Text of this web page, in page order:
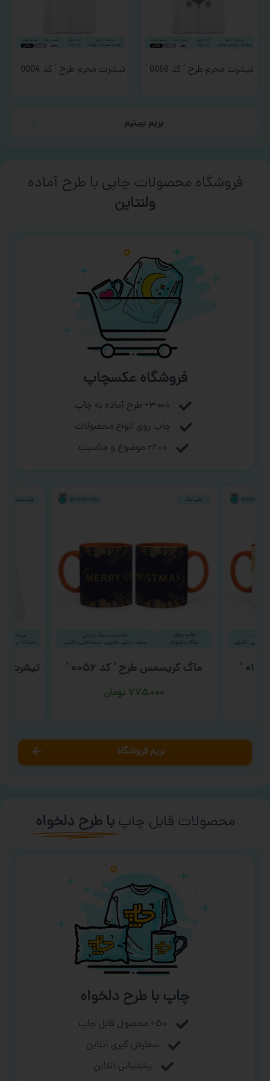
تیشرت محرم طرح ‘ کد 0066 ‘ تیشرت محرم طرح ‘ کد 0004 ‘
بریم ببینیم
فروشگاه محصولات چاپی با طرح آماده
ورزشی
فروشگاه عکسچاپ
۳۰۰۰+ طرح آماده به چاپ
چاپ روی انواع محصولات
۲۰۰+ موضوع و مناسبت
ماگ کریسمس طرح ‘ کد ۰۰۵۶ ‘
۷۷۵,۰۰۰ تومان
تیشرت
بریم فروشگاه
محصولات قابل چاپ با طرح دلخواه
چاپ با طرح دلخواه
۵۰+ محصول قابل چاپ
سفارش گیری آنلاین
پشتیبانی آنلاین